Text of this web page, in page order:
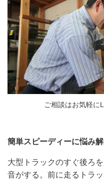
ご相談はお気軽に
簡単スピーディーに悩み解
大型トラックのすぐ後ろ
音がする。前に走るトラ